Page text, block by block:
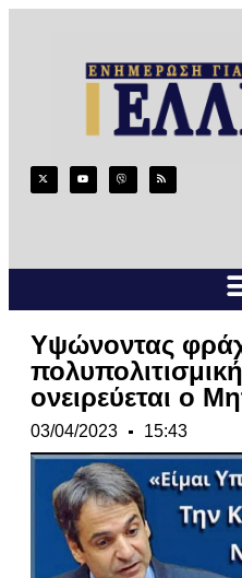
Υψώνοντας
ονειρεύεται ο
03/04/2023 15:43